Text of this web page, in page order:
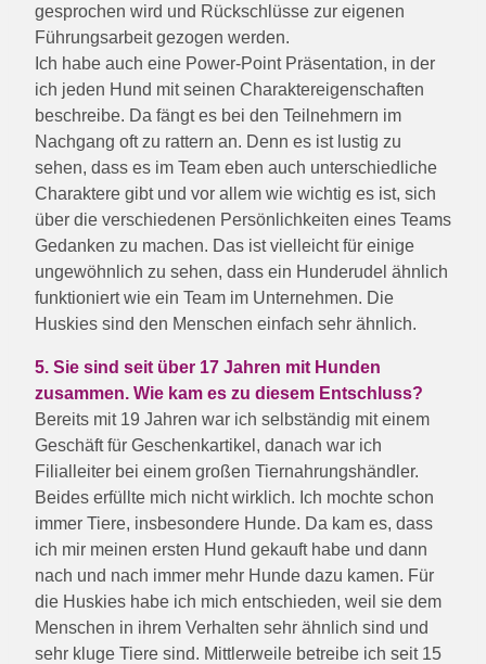
gesprochen wird und Rückschlüsse zur eigenen
Führungsarbeit gezogen werden.
Ich habe auch eine Power-Point Präsentation, in der
ich jeden Hund mit seinen Charaktereigenschaften
beschreibe. Da fängt es bei den Teilnehmern im
Nachgang oft zu rattern an. Denn es ist lustig zu
sehen, dass es im Team eben auch unterschiedliche
Charaktere gibt und vor allem wie wichtig es ist, sich
über die verschiedenen Persönlichkeiten eines Teams
Gedanken zu machen. Das ist vielleicht für einige
ungewöhnlich zu sehen, dass ein Hunderudel ähnlich
funktioniert wie ein Team im Unternehmen. Die
Huskies sind den Menschen einfach sehr ähnlich.
5. Sie sind seit über 17 Jahren mit Hunden
zusammen. Wie kam es zu diesem Entschluss?
Bereits mit 19 Jahren war ich selbständig mit einem
Geschäft für Geschenkartikel, danach war ich
Filialleiter bei einem großen Tiernahrungshändler.
Beides erfüllte mich nicht wirklich. Ich mochte schon
immer Tiere, insbesondere Hunde. Da kam es, dass
ich mir meinen ersten Hund gekauft habe und dann
nach und nach immer mehr Hunde dazu kamen. Für
die Huskies habe ich mich entschieden, weil sie dem
Menschen in ihrem Verhalten sehr ähnlich sind und
sehr kluge Tiere sind. Mittlerweile betreibe ich seit 15